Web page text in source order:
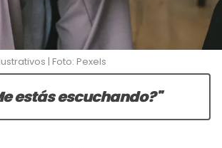
| Foto: Pexels
estás escuchando?"